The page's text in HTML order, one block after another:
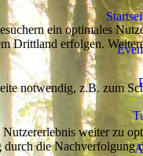
ein optimales
Drittland erfolgen.
notwendig, z.B. zum
weiter zu
die Nachverfolgung